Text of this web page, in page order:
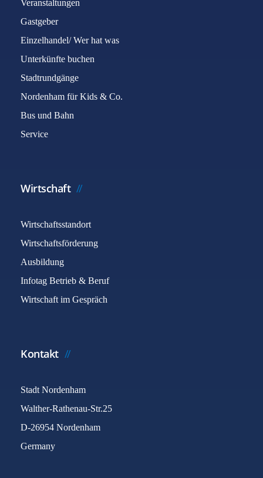
Veranstaltungen
Gastgeber
Einzelhandel/ Wer hat was
Unterkünfte buchen
Stadtrundgänge
Nordenham für Kids & Co.
Bus und Bahn
Service
Wirtschaft
Wirtschaftsstandort
Wirtschaftsförderung
Ausbildung
Infotag Betrieb & Beruf
Wirtschaft im Gespräch
Kontakt
Stadt Nordenham
Walther-Rathenau-Str.25
D-26954 Nordenham
Germany